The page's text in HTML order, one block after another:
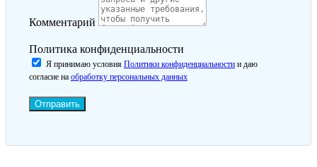
Комментарий
Политика конфиденциальности
Я принимаю условия Политики конфиденциальности и даю
согласие на обработку персональных данных
Отправить